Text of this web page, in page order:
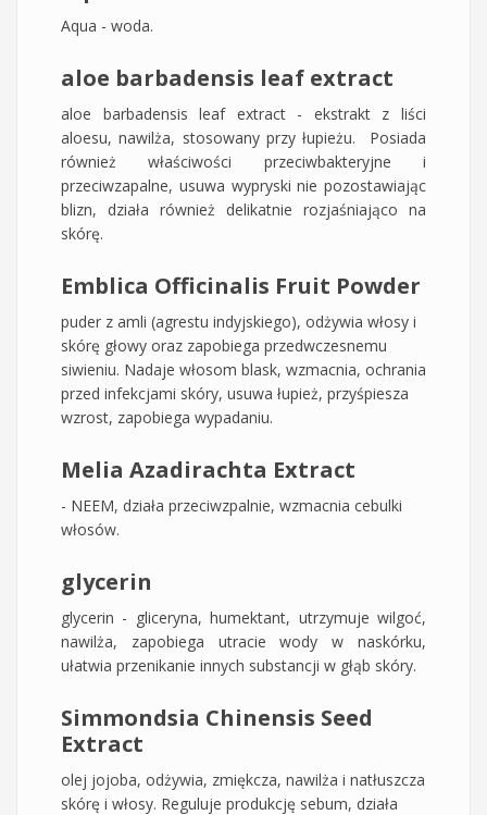
Aqua - woda.
aloe barbadensis leaf extract
aloe barbadensis leaf extract - ekstrakt z liści
aloesu, nawilża, stosowany przy łupieżu. Posiada
również właściwości przeciwbakteryjne i
przeciwzapalne, usuwa wypryski nie pozostawiając
blizn, działa również delikatnie rozjaśniająco na
skórę.
Emblica Officinalis Fruit Powder
puder z amli (agrestu indyjskiego), odżywia włosy i
skórę głowy oraz zapobiega przedwczesnemu
siwieniu. Nadaje włosom blask, wzmacnia, ochrania
przed infekcjami skóry, usuwa łupież, przyśpiesza
wzrost, zapobiega wypadaniu.
Melia Azadirachta Extract
- NEEM, działa przeciwzpalnie, wzmacnia cebulki
włosów.
glycerin
glycerin - gliceryna, humektant, utrzymuje wilgoć,
nawilża, zapobiega utracie wody w naskórku,
ułatwia przenikanie innych substancji w głąb skóry.
Simmondsia Chinensis Seed
Extract
olej jojoba, odżywia, zmiękcza, nawilża i natłuszcza
skórę i włosy. Reguluje produkcję sebum, działa